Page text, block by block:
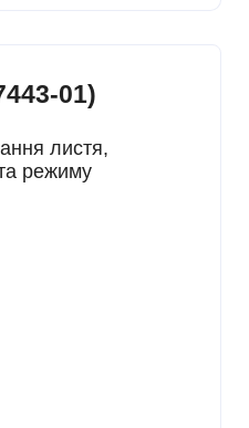
01)
листя,
режиму